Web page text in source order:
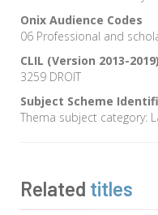
Onix Audience Codes
06 Professional and
CLIL (Version 2013-2019)
3259 DROIT
Subject Scheme
Thema subject category:
Related titles